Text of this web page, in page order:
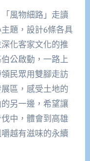
風物細路」走讀
題，設計6條各具
化客家文化的推
公啟動，一路上
民眾用雙腳走訪
區，感受土地的
另一邊，希望讓
中，體會到高雄
越有滋味的永續